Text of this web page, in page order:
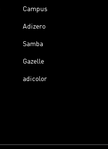
Campus
Adizero
Samba
Gazelle
adicolor